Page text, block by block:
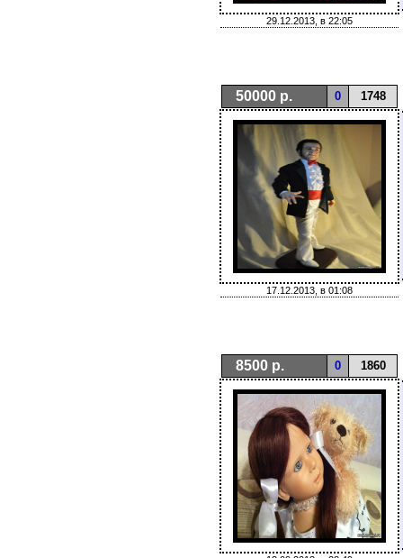
29.12.2013, в 22:05
50000 р. 0 1748
17.12.2013, в 01:08
8500 р. 0 1860